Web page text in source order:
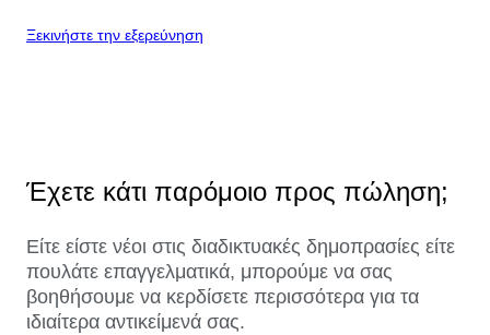
Ξεκινήστε την εξερεύνηση
Έχετε κάτι παρόμοιο προς πώληση;
Είτε είστε νέοι στις διαδικτυακές δημοπρασίες είτε
πουλάτε επαγγελματικά, μπορούμε να σας
βοηθήσουμε να κερδίσετε περισσότερα για τα
ιδιαίτερα αντικείμενά σας.